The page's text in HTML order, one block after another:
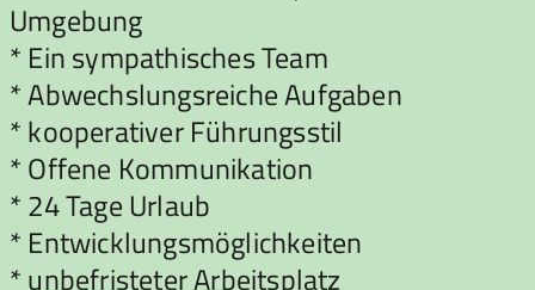
Umgebung
* Ein sympathisches Team
* Abwechslungsreiche Aufgaben
* kooperativer Führungsstil
* Offene Kommunikation
* 24 Tage Urlaub
* Entwicklungsmöglichkeiten
* unbefristeter Arbeitsplatz